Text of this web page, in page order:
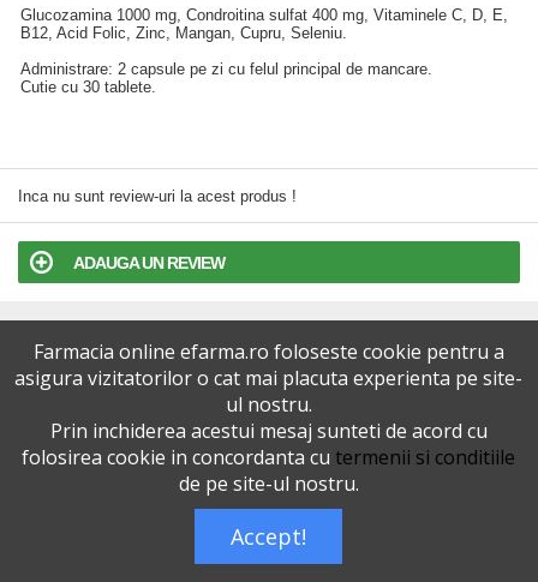
Glucozamina 1000 mg, Condroitina sulfat 400 mg, Vitaminele C, D, E,
B12, Acid Folic, Zinc, Mangan, Cupru, Seleniu.
Administrare: 2 capsule pe zi cu felul principal de mancare.
Cutie cu 30 tablete.
Inca nu sunt review-uri la acest produs !
ADAUGA UN REVIEW
POLITICA DE CONFIDENTIALITATE
VERSIUNEA DESKTOP
0727515368
Dreptul de autor © efarma.ro - Toate Drepturile Rezervate.
Farmacia online efarma.ro foloseste cookie pentru a
asigura vizitatorilor o cat mai placuta experienta pe site-
ul nostru.
Prin inchiderea acestui mesaj sunteti de acord cu
folosirea cookie in concordanta cu termenii si conditiile
de pe site-ul nostru.
Accept!